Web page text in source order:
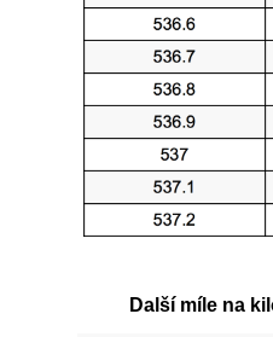
Další míle na